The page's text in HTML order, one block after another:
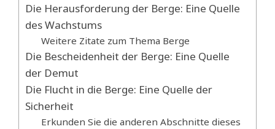
Die Herausforderung der Berge: Eine Quelle
des Wachstums
Weitere Zitate zum Thema Berge
Die Bescheidenheit der Berge: Eine Quelle
der Demut
Die Flucht in die Berge: Eine Quelle der
Sicherheit
Erkunden Sie die anderen Abschnitte dieses